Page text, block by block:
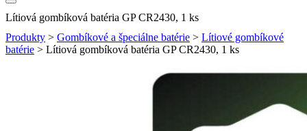
Lítiová gombíková batéria GP CR2430, 1 ks
Produkty > Gombíkové a špeciálne batérie > Lítiové gombíkové
batérie > Lítiová gombíková batéria GP CR2430, 1 ks